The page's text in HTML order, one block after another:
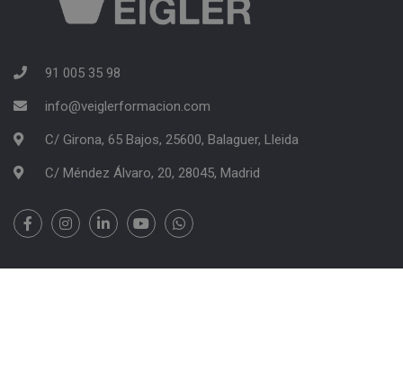
91 005 35 98
info@veiglerformacion.com
C/ Girona, 65 Bajos, 25600, Balaguer, Lleida
C/ Méndez Álvaro, 20, 28045, Madrid